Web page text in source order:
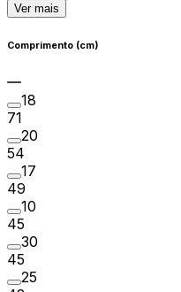
Ver mais
Comprimento (cm)
18
71
20
54
17
49
10
45
30
45
25